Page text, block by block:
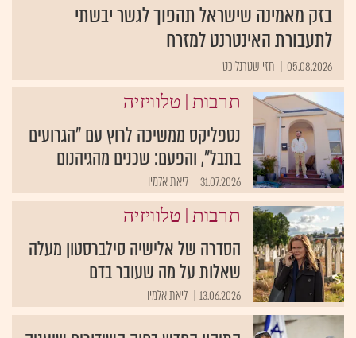
בזק מאמינה שישראל תהפוך לגשר יבשתי
לתעבורת האינטרנט למזרח
05.08.2026 חזי שטרנליכט
תרבות | טלוויזיה
נטפליקס ממשיכה לרוץ עם "הגרועים
בתבל", והפעם: שכנים מהגיהנום
31.07.2026 ליאת אלמיו
תרבות | טלוויזיה
הסדרה של אלישיה סילברסטון מעלה
שאלות על מה שעובר בדם
13.06.2026 ליאת אלמיו